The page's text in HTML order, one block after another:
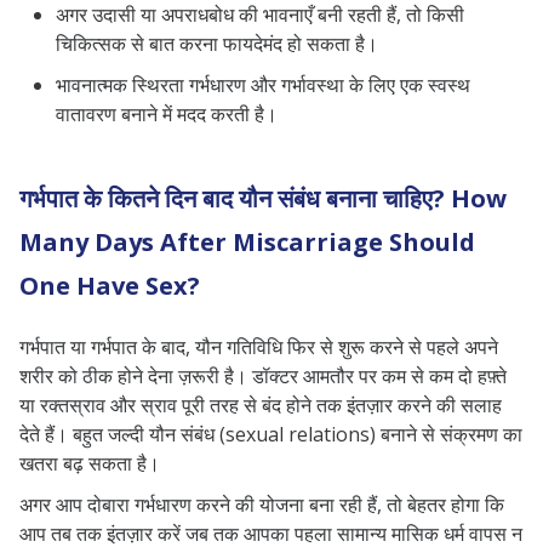
अगर उदासी या अपराधबोध की भावनाएँ बनी रहती हैं, तो किसी
चिकित्सक से बात करना फायदेमंद हो सकता है।
भावनात्मक स्थिरता गर्भधारण और गर्भावस्था के लिए एक स्वस्थ
वातावरण बनाने में मदद करती है।
गर्भपात के कितने दिन बाद यौन संबंध बनाना चाहिए? How
Many Days After Miscarriage Should
One Have Sex?
गर्भपात या गर्भपात के बाद, यौन गतिविधि फिर से शुरू करने से पहले अपने
शरीर को ठीक होने देना ज़रूरी है। डॉक्टर आमतौर पर कम से कम दो हफ़्ते
या रक्तस्राव और स्राव पूरी तरह से बंद होने तक इंतज़ार करने की सलाह
देते हैं। बहुत जल्दी यौन संबंध (sexual relations) बनाने से संक्रमण का
खतरा बढ़ सकता है।
अगर आप दोबारा गर्भधारण करने की योजना बना रही हैं, तो बेहतर होगा कि
आप तब तक इंतज़ार करें जब तक आपका पहला सामान्य मासिक धर्म वापस न